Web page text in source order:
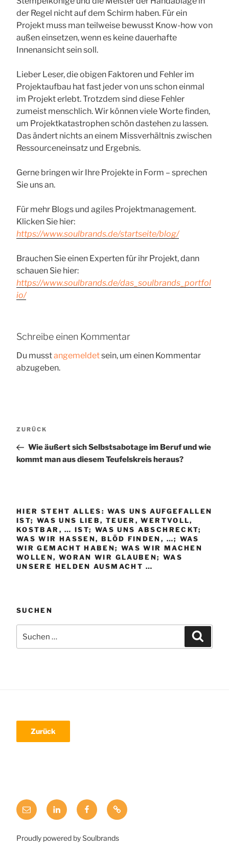
der Regel nicht auf dem Schirm haben. Für ein
Projekt muss man teilweise bewusst Know-how von
außen einsetzen, wenn es keine dauerhafte
Innenansicht sein soll.
Lieber Leser, die obigen Faktoren und Fehler im
Projektaufbau hat fast jeder von uns schon einmal
im Projekt erlebt. Trotzdem sind diese Fehler
zumeist menschlich. Wir können viele Worte finden,
um Projektkatastrophen schön dastehen zu lassen.
Das ändert nichts an einem Missverhältnis zwischen
Ressourceneinsatz und Ergebnis.
Gerne bringen wir Ihre Projekte in Form – sprechen
Sie uns an.
Für mehr Blogs und agiles Projektmanagement.
Klicken Sie hier:
https://www.soulbrands.de/startseite/blog/
Brauchen Sie einen Experten für ihr Projekt, dann
schauen Sie hier:
https://www.soulbrands.de/das_soulbrands_portfol
io/
Schreibe einen Kommentar
Du musstangemeldetsein, um einen Kommentar
abzugeben.
Vorheriger
ZURÜCK
Wie äußert sich Selbstsabotage im Beruf und wie
kommt man aus diesem Teufelskreis heraus?
HIER STEHT ALLES: WAS UNS AUFGEFALLEN
IST; WAS UNS LIEB, TEUER, WERTVOLL,
KOSTBAR, … IST; WAS UNS ABSCHRECKT;
WAS WIR HASSEN, BLÖD FINDEN, …; WAS
WIR GEMACHT HABEN; WAS WIR MACHEN
WOLLEN, WORAN WIR GLAUBEN; WAS
UNSERE HELDEN AUSMACHT …
SUCHEN
nach:
Mail LinkedIn FacebookXing
Proudly powered by Soulbrands